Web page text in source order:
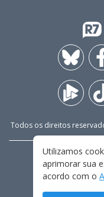
Todos os direitos
Utilizamos
aprimorar sua
acordo com o